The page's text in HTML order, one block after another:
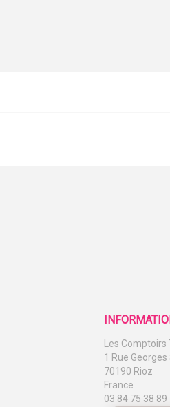
Les Comptoirs
1 Rue
70190 Rioz
France
03 84 75 38 89